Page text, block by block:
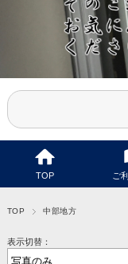
TOP ご
TOP 中部地方
表示切替：